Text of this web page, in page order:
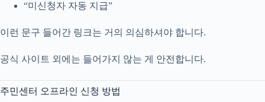
“미신청자 자동 지급”
이런 문구 들어간 링크는 거의 의심하셔야 합니다.
공식 사이트 외에는 들어가지 않는 게 안전합니다.
주민센터 오프라인 신청 방법